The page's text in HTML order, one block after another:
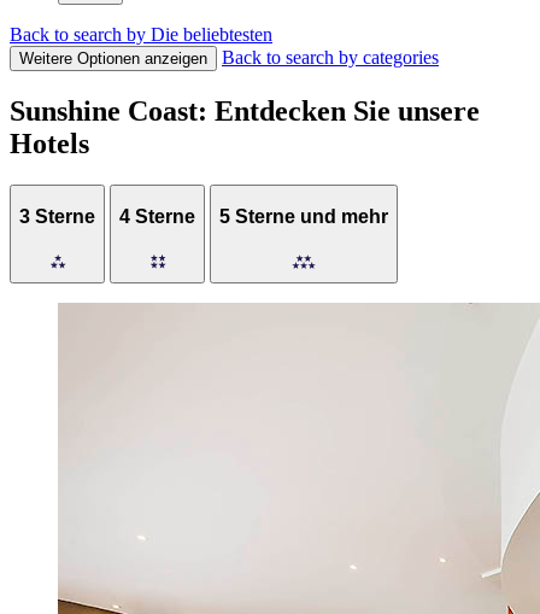
Back to search by Die beliebtesten
Weitere Optionen anzeigen Back to search by categories
Sunshine Coast: Entdecken Sie unsere
Hotels
3 Sterne 4 Sterne 5 Sterne und mehr